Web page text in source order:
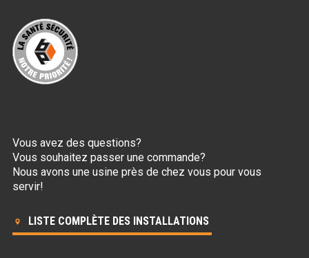
Vous avez des questions?
Vous souhaitez passer une commande?
Nous avons une usine près de chez vous pour vous
servir!
LISTE COMPLÈTE DES INSTALLATIONS